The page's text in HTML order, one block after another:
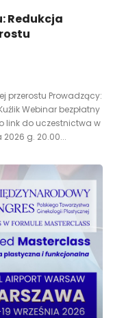
Redukcja
przerostu Prowadzący:
Webinar bezpłatny
link do uczestnictwa w
g. 20.00...